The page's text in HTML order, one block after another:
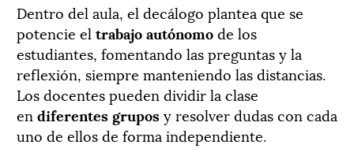
Dentro del aula, el decálogo plantea que se
potencie el trabajo autónomode los
estudiantes, fomentando las preguntas y la
reflexión, siempre manteniendo las distancias.
Los docentes pueden dividir la clase
en diferentes gruposy resolver dudas con cada
uno de ellos de forma independiente.